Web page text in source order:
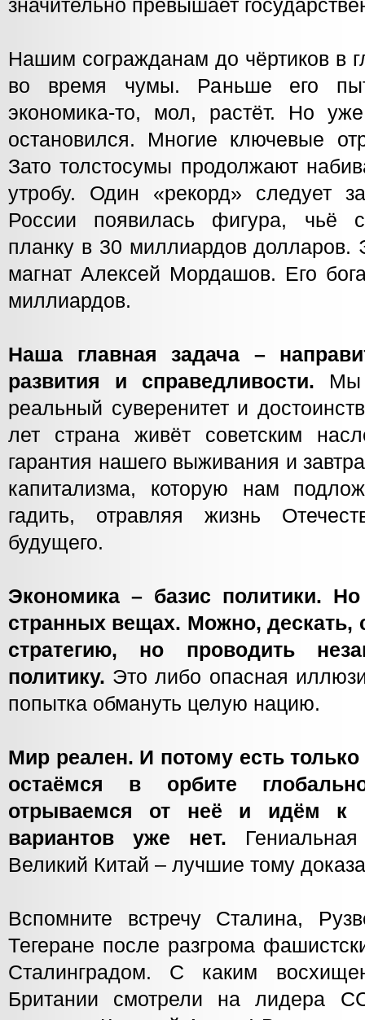
значительно превышает
Нашим согражданам до чёртиков в
во время чумы. Раньше его
экономика-то, мол, растёт. Но
остановился. Многие ключевые
Зато толстосумы продолжают
утробу. Один «рекорд» следует
России появилась фигура, чьё
планку в 30 миллиардов долларов.
магнат Алексей Мордашов. Его
миллиардов.
Наша главная задача –
развития и справедливости. Мы
реальный суверенитет и
лет страна живёт советским
гарантия нашего выживания и
капитализма, которую нам
гадить, отравляя жизнь
будущего.
Экономика – базис политики.
странных вещах. Можно, дескать,
стратегию, но проводить
политику. Это либо опасная
попытка обмануть целую нацию.
Мир реален. И потому есть
остаёмся в орбите
отрываемся от неё и идём к
вариантов уже нет.
Великий Китай – лучшие тому
Вспомните встречу Сталина,
Тегеране после разгрома
Сталинградом. С каким
Британии смотрели на лидера